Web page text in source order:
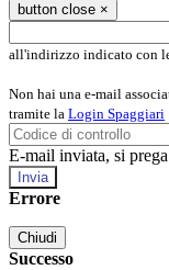
button close ×
all'indirizzo indicato con
Non hai una e-mail
tramite la Login Spaggiari
E-mail inviata, si
Errore
Chiudi
Successo